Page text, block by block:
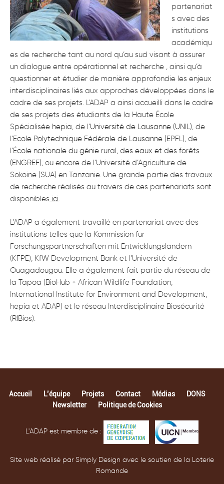
partenariat
s avec des
institutions
académiqu
es de recherche tant au nord qu’au sud visant à assurer
un dialogue entre opérationnel et recherche , ainsi qu’à
questionner et étudier de manière approfondie les enjeux
interdisciplinaires liés aux approches développées dans le
cadre de ses projets. L’ADAP a ainsi accueilli dans le cadre
de ses projets des étudiants de la Haute École
Spécialisée hepia, de l’Université de Lausanne (UNIL), de
l’Ecole Polytechnique Fédérale de Lausanne (EPFL), de
l’École nationale du génie rural, des eaux et des forêts
(ENGREF), ou encore de l’Université d’Agriculture de
Sokoine (SUA) en Tanzanie. Une grande partie des travaux
de recherche réalisés au travers de ces partenariats sont
disponibles ici.
L’ADAP a également travaillé en partenariat avec des
institutions telles que la Kommission für
Forschungspartnerschaften mit Entwicklungsländern
(KFPE), KfW Development Bank et l’Université de
Ouagadougou. Elle a également fait partie du réseau de
la Tapoa (BioHub + African Wildlife Foundation,
International Institute for Environment and Development,
hepia et ADAP) et le réseau Interdisciplinaire Biosécurité
(RIBios).
Accueil L’équipe Projets Contact Médias
DONS
Newsletter
Politique de Cookies
L'ADAP est membre de :
Site web réalisé par Simply Design avec le soutien de la Loterie
Romande